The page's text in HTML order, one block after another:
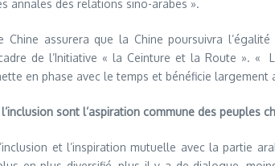
annales des relations sino-arabes ».
Chine assurera que la Chine poursuivra
de l’Initiative « la Ceinture et la Route ».
en phase avec le temps et bénéficie largement
sont l’aspiration commune des peuples
et l’inspiration mutuelle avec la partie